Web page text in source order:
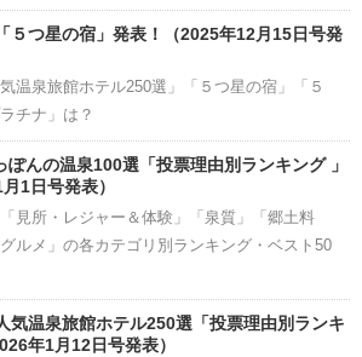
５つ星の宿」発表！（2025年12月15日号発
温泉旅館ホテル250選」「５つ星の宿」「５
チナ」は？
ぽんの温泉100選「投票理由別ランキング 」
月1日号発表）
「見所・レジャー＆体験」「泉質」「郷土料
ルメ」の各カテゴリ別ランキング・ベスト50
気温泉旅館ホテル250選「投票理由別ランキ
年1月12日号発表）